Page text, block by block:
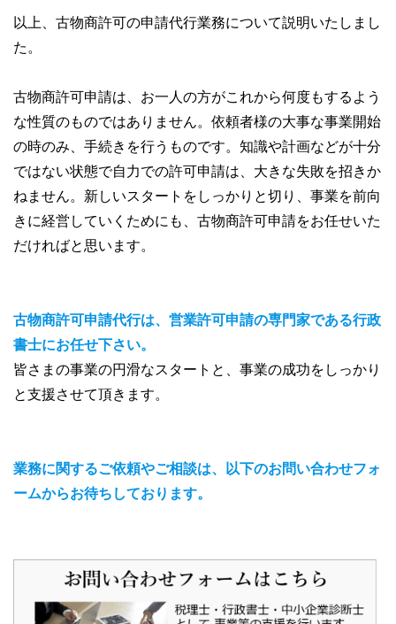
以上、古物商許可の申請代行業務について説明いたしまし
た。
古物商許可申請は、お一人の方がこれから何度もするよう
な性質のものではありません。依頼者様の大事な事業開始
の時のみ、手続きを行うものです。知識や計画などが十分
ではない状態で自力での許可申請は、大きな失敗を招きか
ねません。新しいスタートをしっかりと切り、事業を前向
きに経営していくためにも、古物商許可申請をお任せいた
だければと思います。
古物商許可申請代行は、営業許可申請の専門家である行政
書士にお任せ下さい。
皆さまの事業の円滑なスタートと、事業の成功をしっかり
と支援させて頂きます。
業務に関するご依頼やご相談は、以下のお問い合わせフォ
ームからお待ちしております。